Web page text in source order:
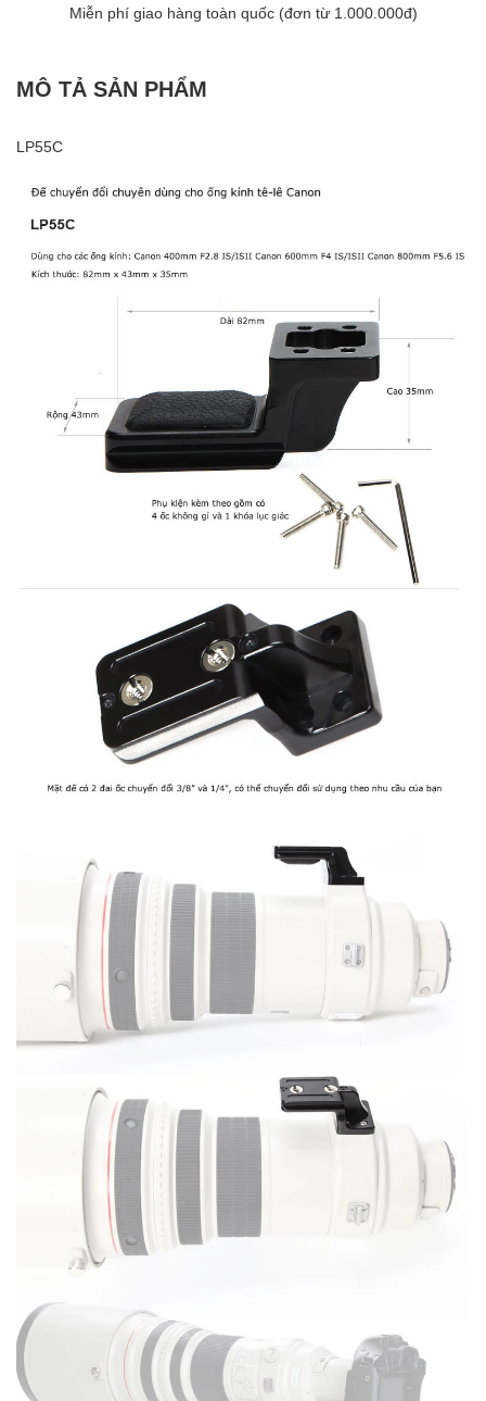
Miễn phí giao hàng toàn quốc (đơn từ 1.000.000đ)
MÔ TẢ SẢN PHẨM
LP55C